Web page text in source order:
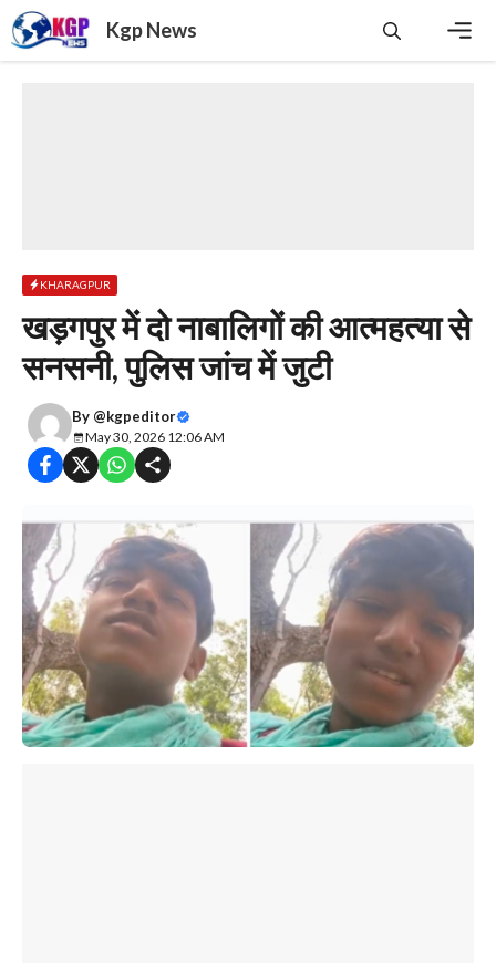
Skip
to
content
Kgp News
KHARAGPUR
खड़गपुर में दो नाबालिगों की आत्महत्या से
सनसनी, पुलिस जांच में जुटी
By @kgpeditor
May 30, 2026 12:06 AM